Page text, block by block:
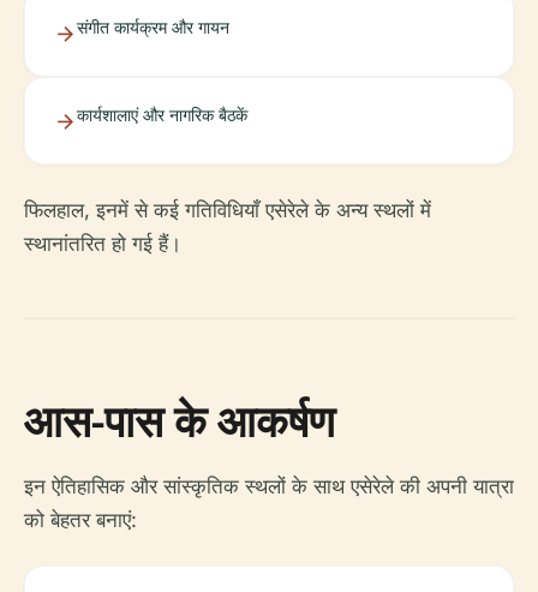
संगीत कार्यक्रम और गायन
कार्यशालाएं और नागरिक बैठकें
फिलहाल, इनमें से कई गतिविधियाँ एसेरेले के अन्य स्थलों में
स्थानांतरित हो गई हैं।
आस-पास के आकर्षण
इन ऐतिहासिक और सांस्कृतिक स्थलों के साथ एसेरेले की अपनी यात्रा
को बेहतर बनाएं: